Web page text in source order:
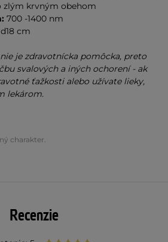
zlým krvným obehom
700 -1400 nm
d18 cm
je zdravotnícka pomôcka, preto
svalových a iných ochorení - ak
ťažkosti alebo užívate lieky,
lekárom.
charakter.
Recenzie